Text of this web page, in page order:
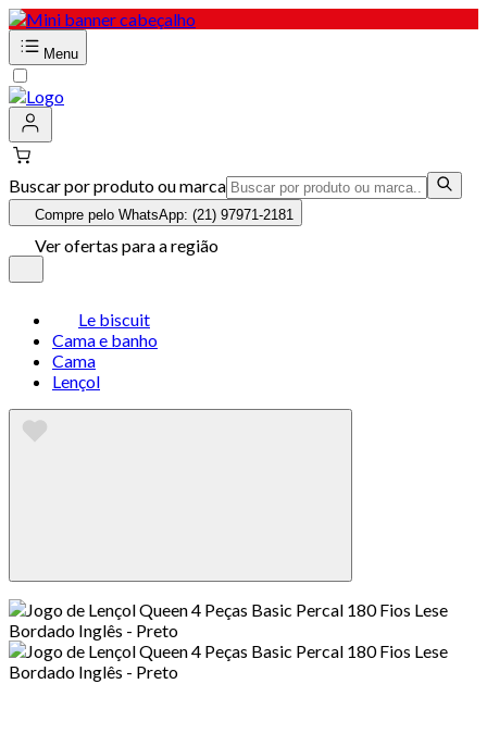
Menu
Buscar por produto ou marca
Compre pelo WhatsApp: (21) 97971-2181
Ver ofertas para a região
Le biscuit
Cama e banho
Cama
Lençol